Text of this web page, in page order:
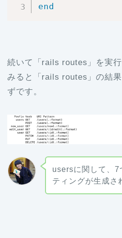
end
続いて「rails routes」を実
みると「rails routes」の結
ずです。
usersに関して、7
ティングが生成さ